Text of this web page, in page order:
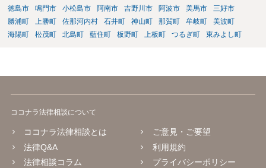
徳島市
鳴門市 小松島市 阿南市 吉野川市 阿波市 美馬市
三好市
勝浦町
上勝町 佐那河内村 石井町 神山町 那賀町 牟岐町
美波町
海陽町
松茂町 北島町 藍住町 板野町 上板町 つるぎ町 東みよし町
ココナラ法律相談について
ココナラ法律相談とは
法律Q&A
法律相談コラム
ご意見・ご要望
利用規約
プライバシーポリシー